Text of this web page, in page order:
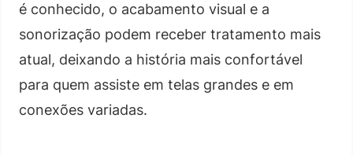
é conhecido, o acabamento visual e a
sonorização podem receber tratamento mais
atual, deixando a história mais confortável
para quem assiste em telas grandes e em
conexões variadas.